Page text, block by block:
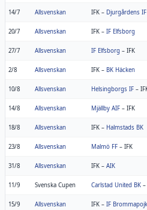
14/7 Allsvenskan IFK– Djurgårdens IF
20/7 Allsvenskan IFK– IF Elfsborg
27/7 Allsvenskan IF Elfsborg – IFK
2/8 Allsvenskan IFK– BK Häcken
10/8 Allsvenskan Helsingborgs IF–
14/8 Allsvenskan Mjällby AIF– IFK
18/8 Allsvenskan IFK– Halmstads BK
23/8 Allsvenskan Malmö FF– IFK
31/8 Allsvenskan IFK– AIK
11/9 Svenska Cupen Carlstad United BK–
15/9 Allsvenskan IFK– IF